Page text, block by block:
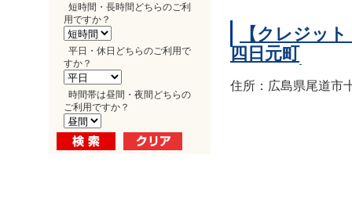
短時間・長時間どちらのご利
用ですか？
平日・休日どちらのご利用で
すか？
時間帯は昼間・夜間どちらの
ご利用ですか？
【クレジッ
四日元町
住所：広島県尾道市